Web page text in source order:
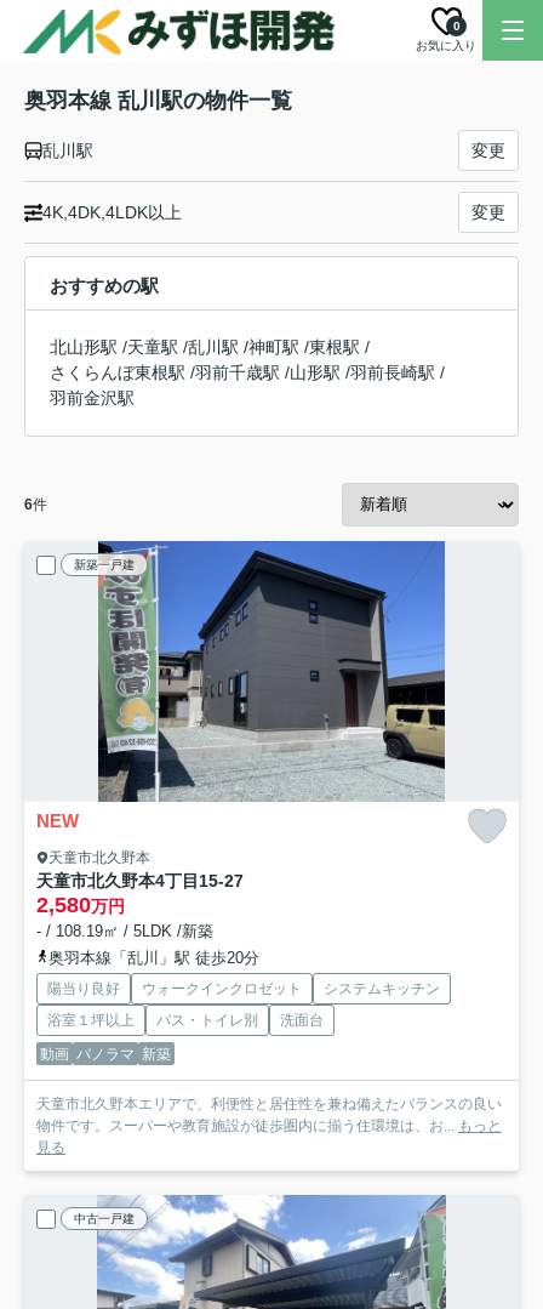
お気に入り
0
奥羽本線 乱川駅の物件一覧
乱川駅 変更
4K,4DK,4LDK以上 変更
おすすめの駅
北山形駅 /天童駅 /乱川駅 /神町駅 /東根駅 /
さくらんぼ東根駅 /羽前千歳駅 /山形駅 /羽前長崎駅 /
羽前金沢駅
6件
新築一戸建
NEW
天童市北久野本
天童市北久野本4丁目15-27
2,580万円
- / 108.19㎡ / 5LDK /新築
奥羽本線「乱川」駅 徒歩20分
陽当り良好 ウォークインクロゼット
システムキッチン
浴室１坪以上
バス・トイレ別
洗面台
動画 パノラマ 新築
天童市北久野本エリアで、利便性と居住性を兼ね備えたバランスの良い
物件です。スーパーや教育施設が徒歩圏内に揃う住環境は、お... もっと
見る
中古一戸建